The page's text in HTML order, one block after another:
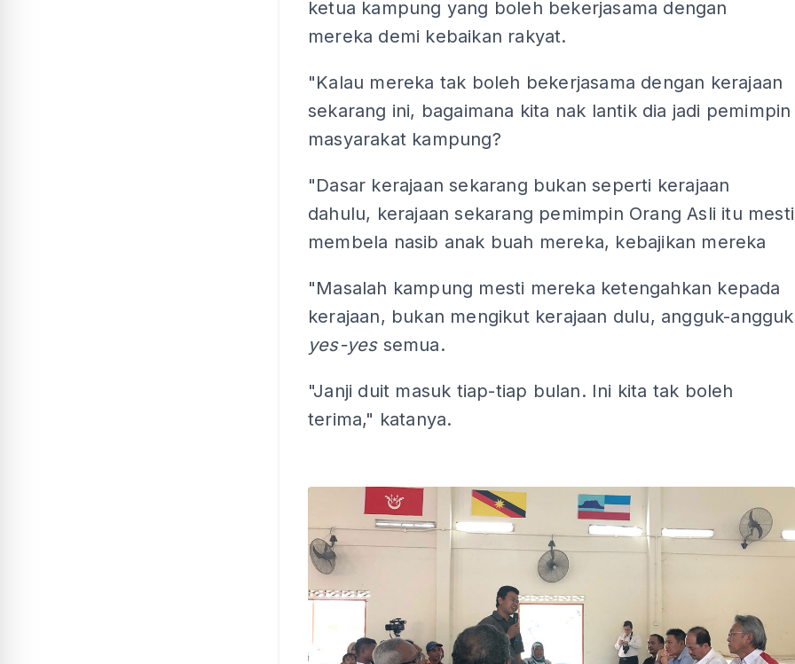
ketua kampung yang boleh bekerjasama dengan
mereka demi kebaikan rakyat.
"Kalau mereka tak boleh bekerjasama dengan kerajaan
sekarang ini, bagaimana kita nak lantik dia jadi pemimpin
masyarakat kampung?
"Dasar kerajaan sekarang bukan seperti kerajaan
dahulu, kerajaan sekarang pemimpin Orang Asli itu mesti
membela nasib anak buah mereka, kebajikan mereka
"Masalah kampung mesti mereka ketengahkan kepada
kerajaan, bukan mengikut kerajaan dulu, angguk-angguk
yes-yessemua.
"Janji duit masuk tiap-tiap bulan. Ini kita tak boleh
terima," katanya.